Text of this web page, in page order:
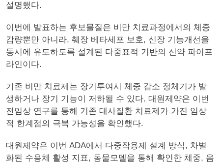
설명했다.
이번에 발표하는 후보물질은 비만 치료과정에서의 체중
감량뿐만 아니라, 췌장 베타세포 보호, 신장 기능개선을
동시에 유도하도록 설계된 다중표적 기반의 신약 파이프
라인이다.
기존 비만 치료제는 장기투여시 체중 감소 정체기가 발
생하거나 장기 기능이 저하될 수 있다. 대원제약은 이번
전임상 연구를 통해 기존 대사질환 치료제가 가진 임상
적 한계점의 극복 가능성을 확인했다.
대원제약은 이번 ADA에서 다중작용제 설계 방식, 차별
화된 수용체 활성 지표, 동물모델을 통해 확인한 체중, 음